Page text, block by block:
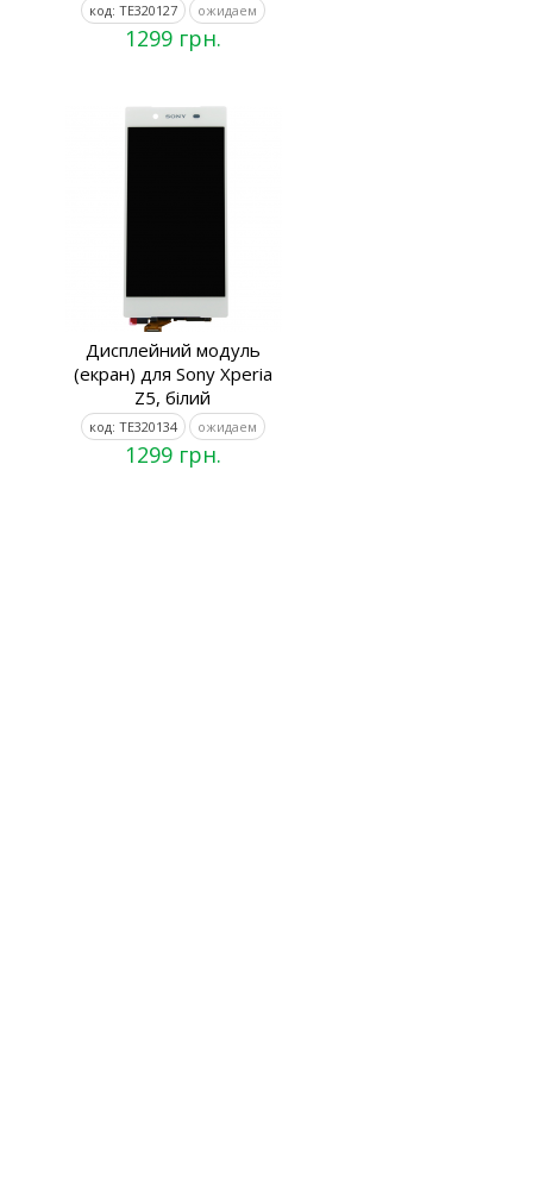
код: TE320127 ожидаем
1299 грн.
Дисплейний модуль
(екран) для Sony Xperia
Z5, білий
код: TE320134 ожидаем
1299 грн.